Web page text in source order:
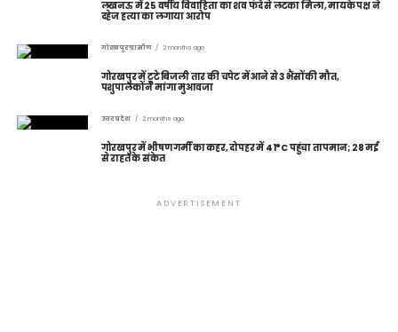
लखनऊ में 25 वर्षीय विवाहिता का शव फंदे से लटका मिला, मायके पक्ष ने
दहेज हत्या का लगाया आरोप
गोरखपुर ग्रामीण 2 months ago
गोरखपुर में टूटे बिजली तार की चपेट में आने से 3 भैंसों की मौत,
पशुपालकों ने मांगा मुआवजा
उत्तर प्रदेश 2 months ago
गोरखपुर में भीषण गर्मी का कहर, दोपहर में 41°C पहुंचा तापमान; 28 मई
से राहत के संकेत
ADVERTISEMENT